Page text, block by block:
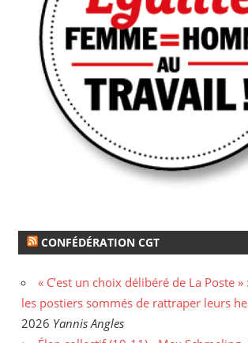
CONFÉDÉRATION CGT
« C’est un choix délibéré de La Poste
les postiers sommés de rattraper leurs
2026 Yannis Angles